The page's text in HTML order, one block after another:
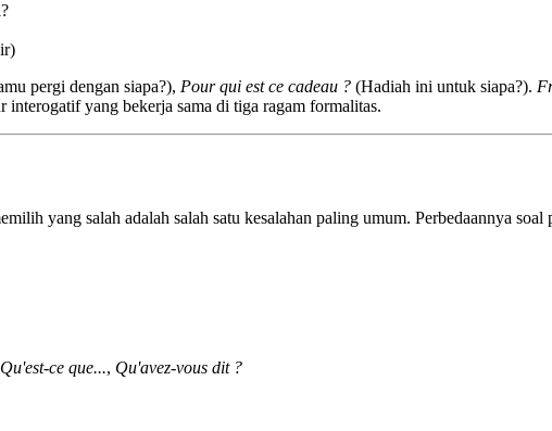
pergi dengan siapa?), Pour qui est ce cadeau ? (Hadiah ini untuk siapa?).
interogatif yang bekerja sama di tiga ragam formalitas.
yang salah adalah salah satu kesalahan paling umum. Perbedaannya
Qu'est-ce que..., Qu'avez-vous dit ?